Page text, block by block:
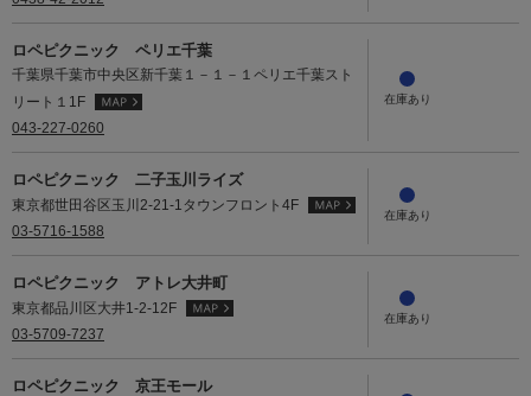
ロペピクニック ペリエ千葉
千葉県千葉市中央区新千葉１－１－１ペリエ千葉スト
リート１1F
043-227-0260
ロペピクニック 二子玉川ライズ
東京都世田谷区玉川2-21-1タウンフロント4F
03-5716-1588
ロペピクニック アトレ大井町
東京都品川区大井1-2-12F
03-5709-7237
ロペピクニック 京王モール